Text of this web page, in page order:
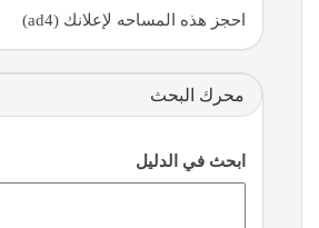
احجز هذه المساحه لإعلانك (ad4)
محرك البحث
ابحث في الدليل